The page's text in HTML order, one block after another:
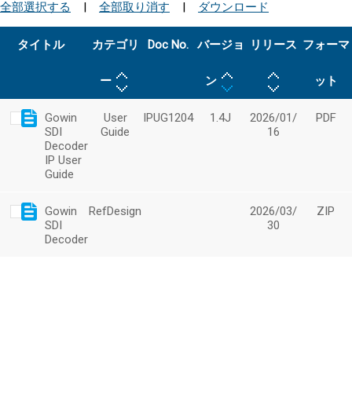
全部選択する | 全部取り消す | ダウンロード
タイトル カテゴリ
ー
Doc No. バージョ
ン
リリース フォーマ
ット
Gowin
SDI
Decoder
IP User
Guide
User
Guide
IPUG1204 1.4J
2026/01/
16
PDF
Gowin
SDI
Decoder
RefDesign
2026/03/
30
ZIP